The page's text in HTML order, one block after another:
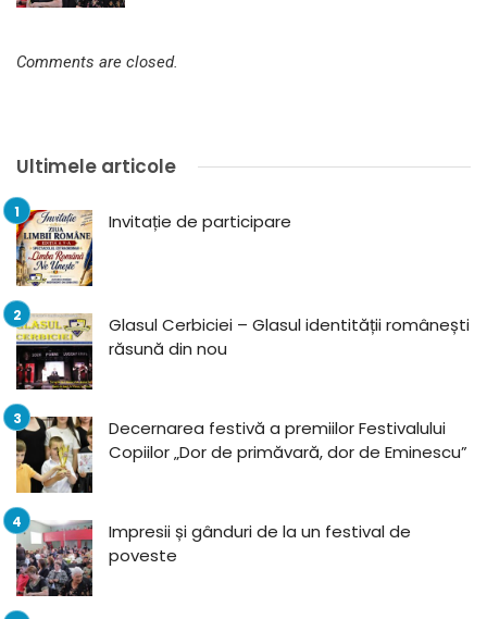
Comments are closed.
Ultimele articole
Invitație de participare
Glasul Cerbiciei – Glasul identității românești
răsună din nou
Decernarea festivă a premiilor Festivalului
Copiilor „Dor de primăvară, dor de Eminescu”
Impresii și gânduri de la un festival de
poveste